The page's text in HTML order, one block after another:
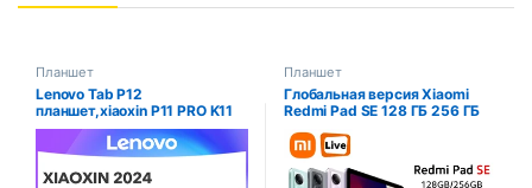
Планшет
Lenovo Tab P12
планшет,xiaoxin P11 PRO K11
2022 P12 экран 11 дюймов,
Восьмиядерный, 6 ГБ 128 ГБ
Android 12 Глобальный
крепёж
Планшет
Глобальная версия Xiaomi
Redmi Pad SE 128 ГБ 256 ГБ
Восьмиядерный процессор
Snapdragon 680 2,4 ГГц, 11 ”
дисплей FHD + 90 Гц, 8000
мАч, Mi Tablet SE